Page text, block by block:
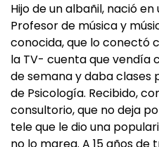
Hijo de un albañil, nació
Profesor de música y
conocida, que lo conectó
la TV- cuenta que vendía
de semana y daba clases
de Psicología. Recibido,
consultorio, que no deja
tele que le dio una